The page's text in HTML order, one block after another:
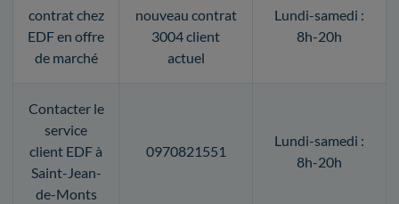
contrat chez
EDF en offre
de marché
nouveau contrat
3004 client
actuel
Lundi-samedi :
8h-20h
Contacter le
service
client EDF à
Saint-Jean-
de-Monts
0970821551
Lundi-samedi :
8h-20h